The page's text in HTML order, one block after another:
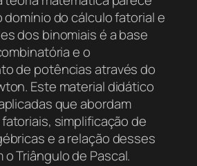
domínio do cálculo fatorial e
dos binomiais é a base
e o
de potências através do
Este material didático
que abordam
simplificação de
e a relação desses
Triângulo de Pascal.